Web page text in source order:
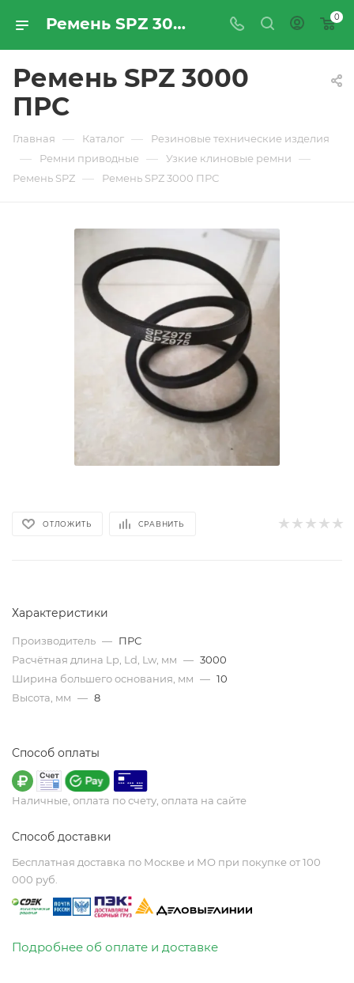
Ремень SPZ 3000 ПРС - купить по цене производителя с доставкой по Москве и России | ПРОМРЕСУРССЕРВИС 0
Ремень SPZ 3000
ПРС
Главная — Каталог — Резиновые технические изделия
— Ремни приводные — Узкие клиновые ремни —
Ремень SPZ — Ремень SPZ 3000 ПРС
ОТЛОЖИТЬ СРАВНИТЬ
Характеристики
Производитель — ПРС
Расчётная длина Lp, Ld, Lw, мм — 3000
Ширина большего основания, мм — 10
Высота, мм — 8
Способ оплаты
Наличные, оплата по счету, оплата на сайте
Способ доставки
Бесплатная доставка по Москве и МО при покупке от 100
000 руб.
Подробнее об оплате и доставке